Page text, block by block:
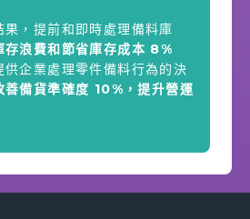
果，提前和即時處理備料庫
存浪費和節省庫存成本 8%
供企業處理零件備料行為的決
善備貨準確度 10%，提升營運